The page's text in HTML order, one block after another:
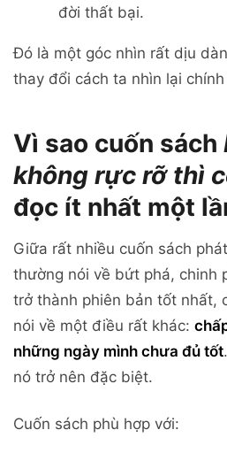
đời thất bại.
Đó là một góc nhìn rất dịu
thay đổi cách ta nhìn lại
Vì sao cuốn sách
không rực rỡ thì
đọc ít nhất một
Giữa rất nhiều cuốn sách
thường nói về bứt phá, chinh
trở thành phiên bản tốt nhất,
nói về một điều rất khác:
những ngày mình chưa đủ tốt
nó trở nên đặc biệt.
Cuốn sách phù hợp với: